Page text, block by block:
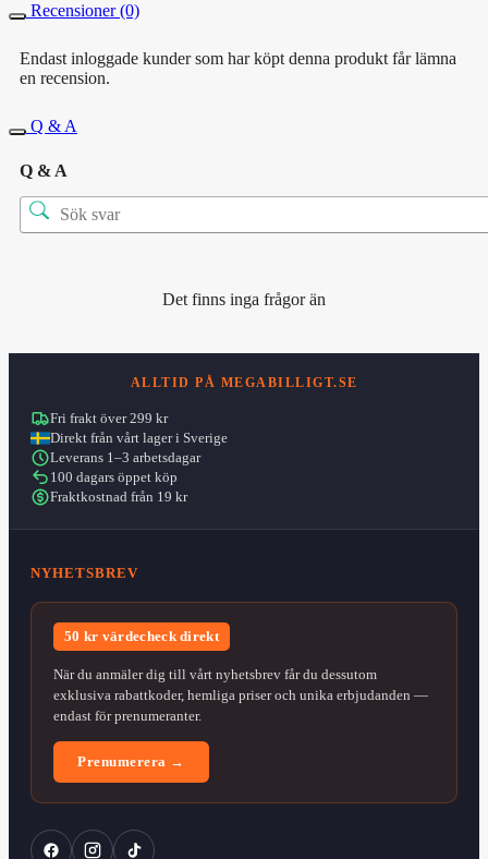
Recensioner (0)
Endast inloggade kunder som har köpt denna produkt får lämna
en recension.
Q & A
Q & A
Det finns inga frågor än
ALLTID PÅ MEGABILLIGT.SE
Fri frakt över 299 kr
Direkt från vårt lager i Sverige
Leverans 1–3 arbetsdagar
100 dagars öppet köp
Fraktkostnad från 19 kr
NYHETSBREV
50 kr värdecheck direkt
När du anmäler dig till vårt nyhetsbrev får du dessutom
exklusiva rabattkoder, hemliga priser och unika erbjudanden —
endast för prenumeranter.
Prenumerera →